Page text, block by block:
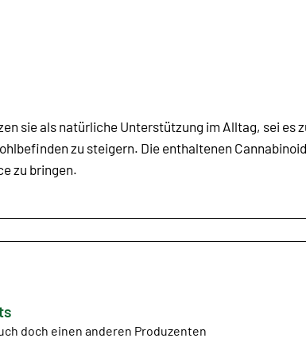
sie als natürliche Unterstützung im Alltag, sei es
zu steigern. Die enthaltenen
zu bringen.
doch einen anderen Produzenten